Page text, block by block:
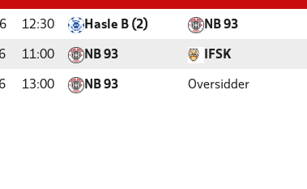
12:30 Hasle B (2) NB 93
11:00 NB 93 IFSK
13:00 NB 93 Oversidder